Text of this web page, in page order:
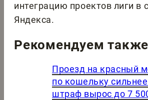
интеграцию проектов лиги в
Яндекса.
Рекомендуем
Проезд на красный
по кошельку
штраф вырос до 7